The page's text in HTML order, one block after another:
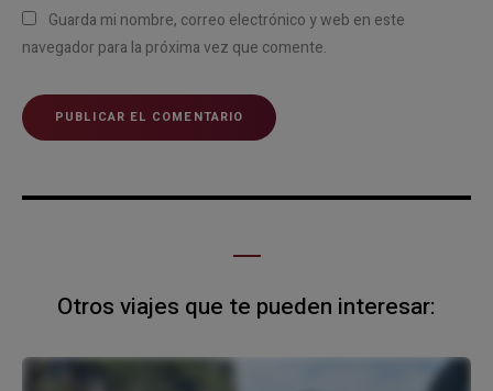
Guarda mi nombre, correo electrónico y web en este
navegador para la próxima vez que comente.
Otros viajes que te pueden interesar: